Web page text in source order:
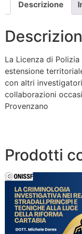
Descrizione
La Licenza di
estensione
con altri
collaborazioni
Provenzano
Prodotti